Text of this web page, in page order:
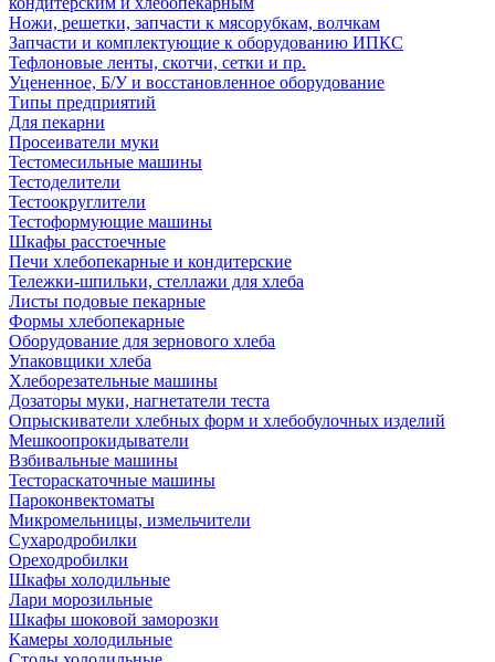
Ножи, решетки, запчасти к мясорубкам, волчкам
Запчасти и комплектующие к оборудованию ИПКС
Тефлоновые ленты, скотчи, сетки и пр.
Уцененное, Б/У и восстановленное оборудование
Типы предприятий
Для пекарни
Просеиватели муки
Тестомесильные машины
Тестоделители
Тестоокруглители
Тестоформующие машины
Шкафы расстоечные
Печи хлебопекарные и кондитерские
Тележки-шпильки, стеллажи для хлеба
Листы подовые пекарные
Формы хлебопекарные
Оборудование для зернового хлеба
Упаковщики хлеба
Хлеборезательные машины
Дозаторы муки, нагнетатели теста
Опрыскиватели хлебных форм и хлебобулочных изделий
Мешкоопрокидыватели
Взбивальные машины
Тестораскаточные машины
Пароконвектоматы
Микромельницы, измельчители
Сухародробилки
Ореходробилки
Шкафы холодильные
Лари морозильные
Шкафы шоковой заморозки
Камеры холодильные